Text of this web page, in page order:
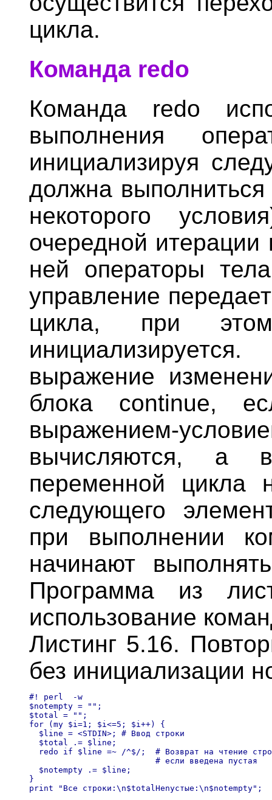
цикла.
Команда redo
Команда redo
выполнения
инициализируя
должна
некоторого
очередной
ней операторы
управление
цикла, при
выражение
блока continue,
выражением-
вычисляются, а
переменной цикла
следующего
при выполнении
начинают
Программа из
использование
Листинг 5.16.
без инициализации
#! perl  -w
$notempty = "";
$total = "";
for (my $i=1; $i<=5; $i++) {
  $line = <STDIN>; # Ввод строки
  $total .= $line;
redo if $line =~ /^$/;  # Возврат на чтение
                          # если введена пустая
  $notempty .= $line;
}